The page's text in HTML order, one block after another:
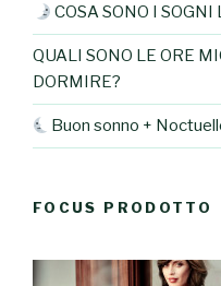
COSA SONO I SOGNI
QUALI SONO LE ORE
DORMIRE?
Buon sonno +
FOCUS PRODOTTO